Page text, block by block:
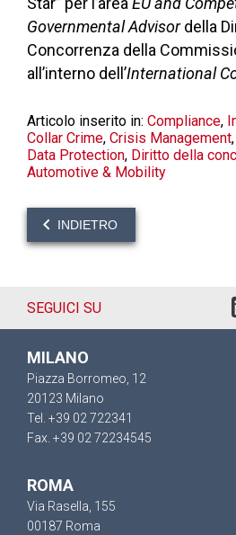
Governmental Advisordella
Concorrenza della
all’interno dell’International
Articolo inserito in: Compliance,
Collar Crime, Crisis Management,
Data Protection, Diritto della
Automotive & Mobility
INDIETRO
SEGUICI SU
MILANO
Piazza Borromeo, 12
20123 Milano
Tel. +39 02 722341
Fax. +39 02 72234545
ROMA
Via Rasella, 155
00187 Roma